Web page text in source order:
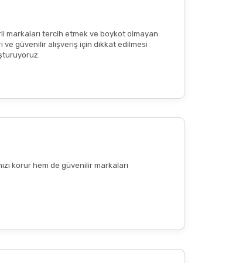
markaları tercih etmek ve boykot olmayan
ve güvenilir alışveriş için dikkat edilmesi
korur hem de güvenilir markaları